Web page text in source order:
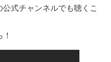
式チャンネルでも聴くこ